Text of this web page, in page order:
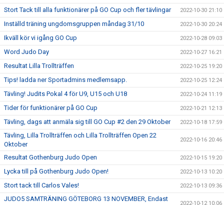
Stort Tack till alla funktionärer på GO Cup och fler tävlingar 2022-10-30 21:10
Inställd träning ungdomsgruppen måndag 31/10 2022-10-30 20:24
Ikväll kör vi igång GO Cup 2022-10-28 09:03
Word Judo Day 2022-10-27 16:21
Resultat Lilla Trollträffen 2022-10-25 19:20
Tips! ladda ner Sportadmins medlemsapp. 2022-10-25 12:24
Tävling! Judits Pokal 4 för U9, U15 och U18 2022-10-24 11:19
Tider för funktionärer på GO Cup 2022-10-21 12:13
Tävling, dags att anmäla sig till GO Cup #2 den 29 Oktober 2022-10-18 17:59
Tävling, Lilla Trollträffen och Lilla Trollträffen Open 22
Oktober
2022-10-16 20:46
Resultat Gothenburg Judo Open 2022-10-15 19:20
Lycka till på Gothenburg Judo Open! 2022-10-13 10:20
Stort tack till Carlos Vales! 2022-10-13 09:36
JUDO5 SAMTRÄNING GÖTEBORG 13 NOVEMBER, Endast
2022-10-12 10:06